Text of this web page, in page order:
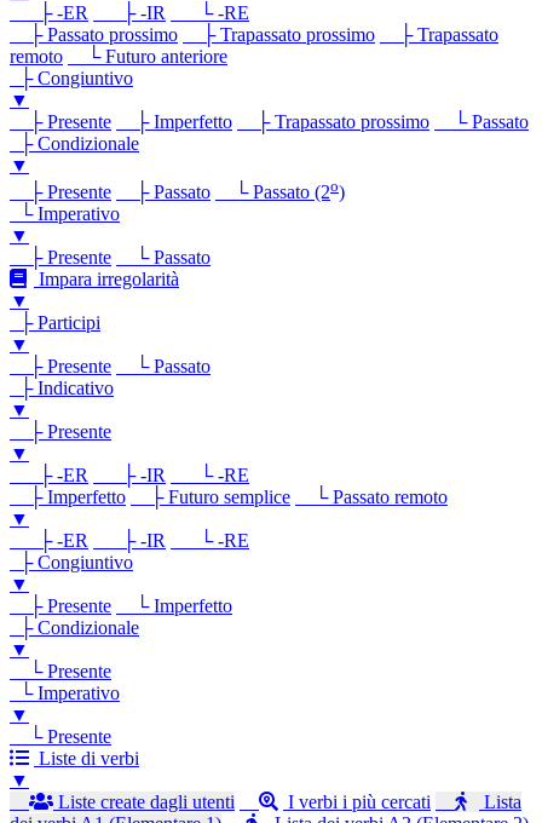
├ -ER
├ -IR
└ -RE
├ Passato prossimo
├ Trapassato prossimo
├ Trapassato
remoto
└ Futuro anteriore
├ Congiuntivo
▼
├ Presente
├ Imperfetto ├ Trapassato prossimo
└ Passato
├ Condizionale
▼
├ Presente
├ Passato └ Passato (2o)
└ Imperativo
▼
├ Presente
└ Passato
Impara irregolarità
▼
├ Participi
▼
├ Presente
└ Passato
├ Indicativo
▼
├ Presente
▼
├ -ER
├ -IR
└ -RE
├ Imperfetto
├ Futuro semplice
└ Passato remoto
▼
├ -ER
├ -IR
└ -RE
├ Congiuntivo
▼
├ Presente
└ Imperfetto
├ Condizionale
▼
└ Presente
└ Imperativo
▼
└ Presente
Liste di verbi
▼
Liste create dagli utenti
I verbi i più cercati
Lista